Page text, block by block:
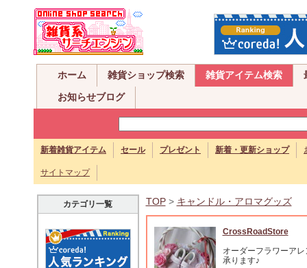
ホーム 雑貨ショップ検索 雑貨アイテム検索
お知らせブログ
新着雑貨アイテム セール プレゼント 新着・更新ショップ
サイトマップ
カテゴリ一覧 TOP> キャンドル・アロマグッズ
CrossRoadStore
オーダーフラワーアレ
承ります♪